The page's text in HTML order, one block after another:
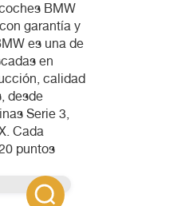
BMW
garantía y
es una de
en
calidad
desde
Serie 3,
Cada
puntos